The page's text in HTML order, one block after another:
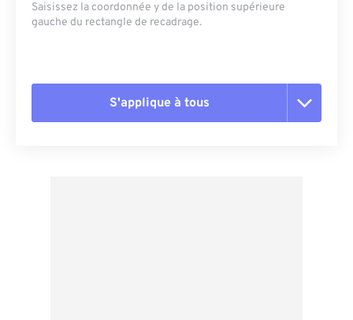
Saisissez la coordonnée y de la position supérieure
gauche du rectangle de recadrage.
S'applique à tous